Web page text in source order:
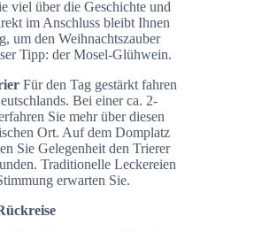
viel über die Geschichte und
im Anschluss bleibt Ihnen
um den Weihnachtszauber
Tipp: der Mosel-Glühwein.
Für den Tag gestärkt fahren
Bei einer ca. 2-
Sie mehr über diesen
Ort. Auf dem Domplatz
Sie Gelegenheit den Trierer
Traditionelle Leckereien
erwarten Sie.